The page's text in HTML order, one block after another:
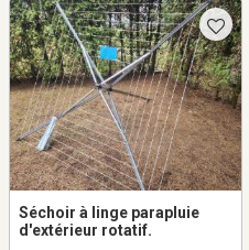
Séchoir à linge parapluie
d'extérieur rotatif.